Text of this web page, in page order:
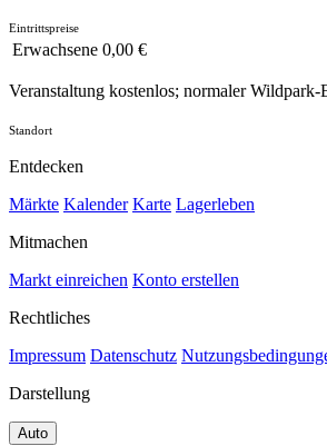
Eintrittspreise
Erwachsene 0,00 €
Veranstaltung kostenlos; normaler
Standort
Entdecken
Märkte Kalender Karte Lagerleben
Mitmachen
Markt einreichen Konto erstellen
Rechtliches
Impressum Datenschutz
Darstellung
Auto